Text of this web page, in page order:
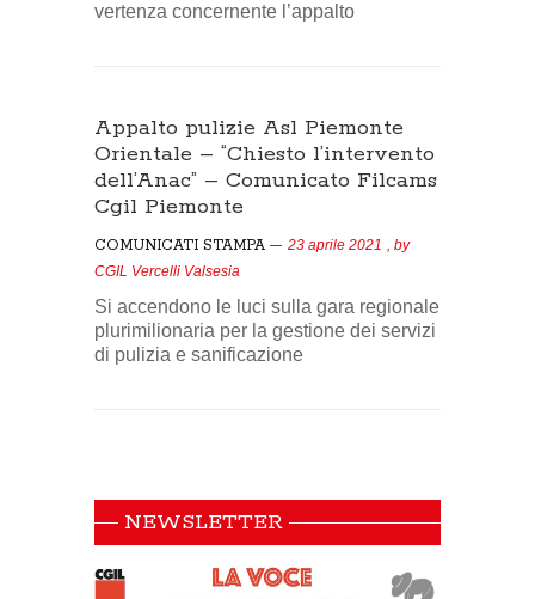
vertenza concernente l’appalto
Appalto pulizie Asl Piemonte
Orientale – “Chiesto l’intervento
dell’Anac” – Comunicato Filcams
Cgil Piemonte
COMUNICATI STAMPA 23 aprile 2021 , by
CGIL Vercelli Valsesia
Si accendono le luci sulla gara regionale
plurimilionaria per la gestione dei servizi
di pulizia e sanificazione
NEWSLETTER